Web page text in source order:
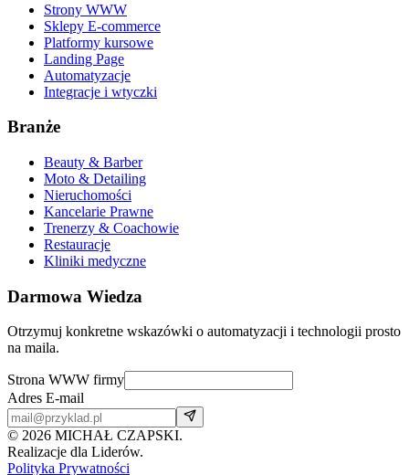
Strony WWW
Sklepy E-commerce
Platformy kursowe
Landing Page
Automatyzacje
Integracje i wtyczki
Branże
Beauty & Barber
Moto & Detailing
Nieruchomości
Kancelarie Prawne
Trenerzy & Coachowie
Restauracje
Kliniki medyczne
Darmowa Wiedza
Otrzymuj konkretne wskazówki o automatyzacji i technologii prosto
na maila.
Strona WWW firmy
Adres E-mail
© 2026 MICHAŁ CZAPSKI.
Realizacje dla Liderów.
Polityka Prywatności